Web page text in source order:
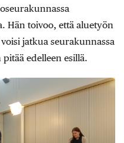
Hän toivoo, että aluetyön
jatkua seurakunnassa
edelleen esillä.